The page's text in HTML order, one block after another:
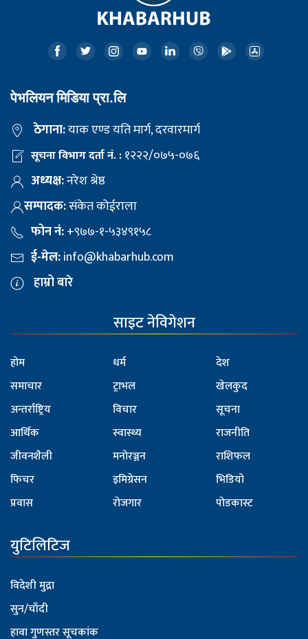
पेभलियन मिडिया प्रा.लि
ठेगाना:याक एण्ड यति मार्ग, दरवारमार्ग
सूचना विभाग दर्ता नं. :१२२२/०७५-०७६
अध्यक्ष:नरेश श्रेष्ठ
सम्पादक:संकेत कोईराला
फोन नं:+९७७-१-५३४९१५८
ई-मेल:info@khabarhub.com
हाम्रो बारे
साइट नेविगेशन
होम
समाचार
अन्तर्राष्ट्रिय
आर्थिक
जीवनशैली
फिचर
प्रवास
धर्म
ट्राभल
विचार
स्वास्थ्य
मनोरञ्जन
इमिग्रेसन
रोजगार
देश
खेलकुद
सूचना
राजनीति
राशिफल
भिडियो
पोडकास्ट
युटिलिटिज
विदेशी मुद्रा
सुन/चाँदी
हावा गुणस्तर सूचकांक